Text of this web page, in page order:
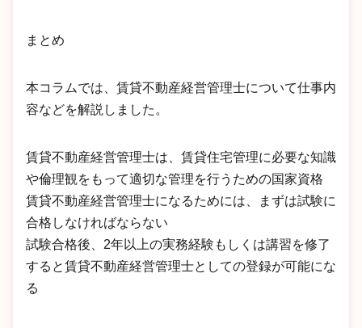
まとめ
本コラムでは、賃貸不動産経営管理士について仕事内
容などを解説しました。
賃貸不動産経営管理士は、賃貸住宅管理に必要な知識
や倫理観をもって適切な管理を行うための国家資格
賃貸不動産経営管理士になるためには、まずは試験に
合格しなければならない
試験合格後、2年以上の実務経験もしくは講習を修了
すると賃貸不動産経営管理士としての登録が可能にな
る